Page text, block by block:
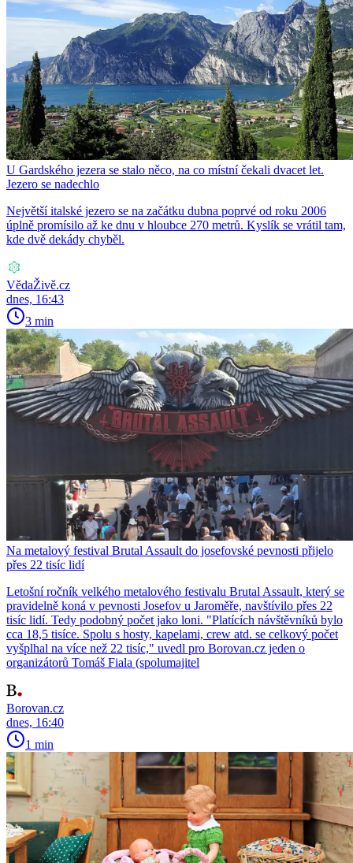
U Gardského jezera se stalo něco, na co místní čekali dvacet let.
Jezero se nadechlo
Největší italské jezero se na začátku dubna poprvé od roku 2006
úplně promísilo až ke dnu v hloubce 270 metrů. Kyslík se vrátil tam,
kde dvě dekády chyběl.
VědaŽivě.cz
dnes, 16:43
3 min
Na metalový festival Brutal Assault do josefovské pevnosti přijelo
přes 22 tisíc lidí
Letošní ročník velkého metalového festivalu Brutal Assault, který se
pravidelně koná v pevnosti Josefov u Jaroměře, navštívilo přes 22
tisíc lidí. Tedy podobný počet jako loni. "Platících návštěvníků bylo
cca 18,5 tisíce. Spolu s hosty, kapelami, crew atd. se celkový počet
vyšplhal na více než 22 tisíc," uvedl pro Borovan.cz jeden o
organizátorů Tomáš Fiala (spolumajitel
Borovan.cz
dnes, 16:40
1 min